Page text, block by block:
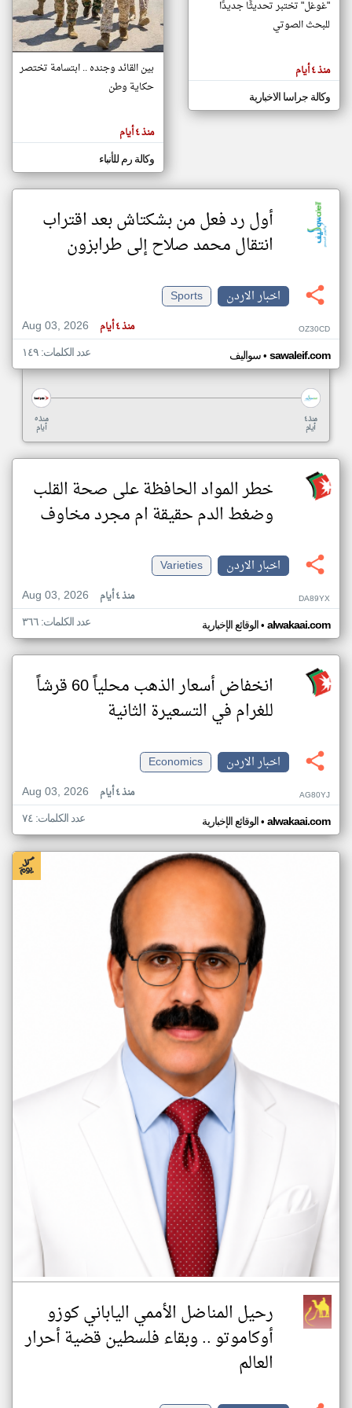
تغيير الدولة
مصادر الأخبار من الاردن
اخبار الاردن على مدار الساعة
أهم اخبار الاردن العاجلة والمباشرة
المقالات
الموجوده
هنا عن
وجهة
نظر
"غوغل" تختبر تحديثًا جديدًا
للبحث الصوتي
منذ ٤ أيام
وكالة جراسا الاخبارية
بين القائد وجنده .. ابتسامة تختصر
حكاية وطن
منذ ٤ أيام
وكالة رم للأنباء
أول رد فعل من بشكتاش بعد اقتراب
انتقال محمد صلاح إلى طرابزون
اخبار الاردن
Sports
Aug 03, 2026
منذ ٤ أيام OZ30CD
سواليف• sawaleif.com عدد الكلمات: ١٤٩
منذ ٥
أيام
منذ ٤
أيام
خطر المواد الحافظة على صحة القلب
وضغط الدم حقيقة ام مجرد مخاوف
اخبار الاردن
Varieties
Aug 03, 2026
منذ ٤ أيام DA89YX
الوقائع الإخبارية• alwakaai.com عدد الكلمات: ٣٦٦
انخفاض أسعار الذهب محلياً 60 قرشاً
للغرام في التسعيرة الثانية
اخبار الاردن
Economics
Aug 03, 2026
منذ ٤ أيام AG80YJ
الوقائع الإخبارية• alwakaai.com عدد الكلمات: ٧٤
رحيل المناضل الأممي الياباني كوزو
أوكاموتو .. وبقاء فلسطين قضية أحرار
العالم
klyoum.com